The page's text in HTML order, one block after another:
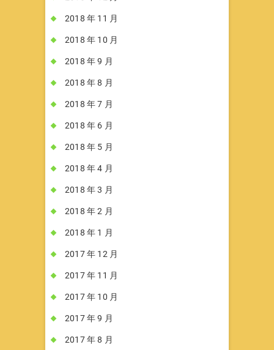
2018 年 11 月
2018 年 10 月
2018 年 9 月
2018 年 8 月
2018 年 7 月
2018 年 6 月
2018 年 5 月
2018 年 4 月
2018 年 3 月
2018 年 2 月
2018 年 1 月
2017 年 12 月
2017 年 11 月
2017 年 10 月
2017 年 9 月
2017 年 8 月